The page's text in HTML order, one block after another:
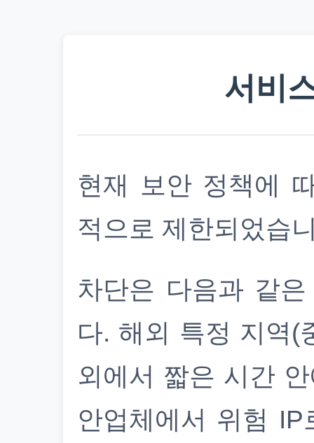
서비
현재 보안 정책에
적으로 제한되었습
차단은 다음과 같
다. 해외 특정 지역(
외에서 짧은 시간
안업체에서 위험